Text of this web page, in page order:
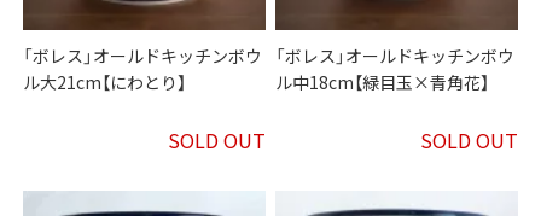
「ボレス」オールドキッチンボウ
ル大21cm【にわとり】
SOLD OUT
「ボレス」オールドキッチンボウ
ル中18cm【緑目玉×青角花】
SOLD OUT